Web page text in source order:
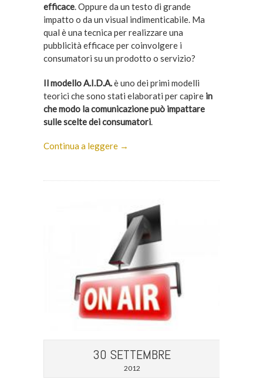
efficace. Oppure da un testo di grande
impatto o da un visual indimenticabile. Ma
qual è una tecnica per realizzare una
pubblicità efficace per coinvolgere i
consumatori su un prodotto o servizio?
Il modello A.I.D.A.è uno dei primi modelli
teorici che sono stati elaborati per capire in
che modo la comunicazione può impattare
sulle scelte dei consumatori.
Continua a leggere →
30 SETTEMBRE
2012